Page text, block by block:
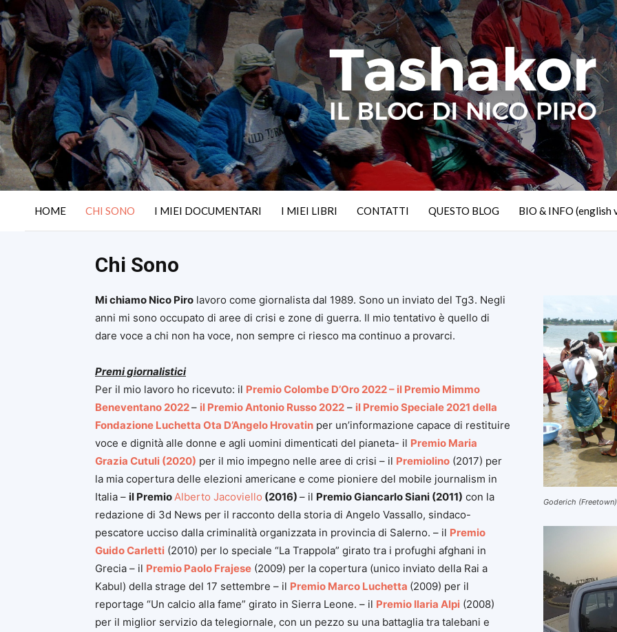
HOME CHI SONO I MIEI DOCUMENTARI I MIEI LIBRI CONTATTI QUESTO BLOG BIO & INFO (english
Chi Sono
Mi chiamo Nico Piro lavoro come giornalista dal 1989. Sono un inviato del Tg3. Negli
anni mi sono occupato di aree di crisi e zone di guerra. Il mio tentativo è quello di
dare voce a chi non ha voce, non sempre ci riesco ma continuo a provarci.
Premi giornalistici
Per il mio lavoro ho ricevuto: il Premio Colombe D’Oro 2022 – il Premio Mimmo
Beneventano 2022– il Premio Antonio Russo 2022 – il Premio Speciale 2021 della
Fondazione Luchetta Ota D’Angelo Hrovatin per un’informazione capace di restituire
voce e dignità alle donne e agli uomini dimenticati del pianeta- il Premio Maria
Grazia Cutuli (2020) per il mio impegno nelle aree di crisi – il Premiolino (2017) per
la mia copertura delle elezioni americane e come pioniere del mobile journalism in
Italia – il Premio Alberto Jacoviello (2016) – il Premio Giancarlo Siani (2011) con la
redazione di 3d News per il racconto della storia di Angelo Vassallo, sindaco-
pescatore ucciso dalla criminalità organizzata in provincia di Salerno. – il Premio
Guido Carletti (2010) per lo speciale “La Trappola” girato tra i profughi afghani in
Grecia – il Premio Paolo Frajese (2009) per la copertura (unico inviato della Rai a
Kabul) della strage del 17 settembre – il Premio Marco Luchetta (2009) per il
reportage “Un calcio alla fame” girato in Sierra Leone. – il Premio Ilaria Alpi (2008)
per il miglior servizio da telegiornale, con un pezzo su una battaglia tra talebani e
Goderich